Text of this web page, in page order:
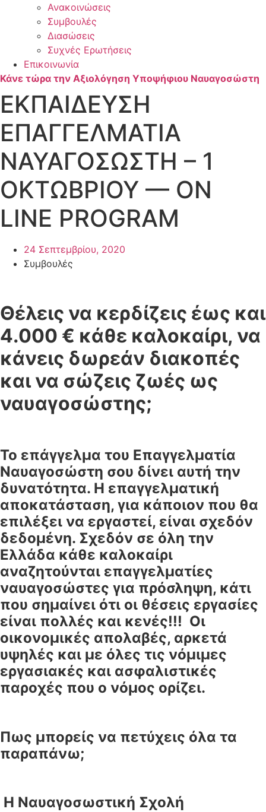
Ανακοινώσεις
Συμβουλές
Διασώσεις
Συχνές Ερωτήσεις
Επικοινωνία
Κάνε τώρα την Αξιολόγηση Υποψήφιου Ναυαγοσώστη
ΕΚΠΑΙΔΕΥΣΗ
ΕΠΑΓΓΕΛΜΑΤΙΑ
ΝΑΥΑΓΟΣΩΣΤΗ – 1
ΟΚΤΩΒΡΙΟΥ — ON
LINE PROGRAM
24 Σεπτεμβρίου, 2020
Συμβουλές
Θέλεις να κερδίζεις έως και
4.000 € κάθε καλοκαίρι, να
κάνεις δωρεάν διακοπές
και να σώζεις ζωές ως
ναυαγοσώστης;
Το επάγγελμα του Επαγγελματία
Ναυαγοσώστη σου δίνει αυτή την
δυνατότητα. Η επαγγελματική
αποκατάσταση, για κάποιον που θα
επιλέξει να εργαστεί, είναι σχεδόν
δεδομένη. Σχεδόν σε όλη την
Ελλάδα κάθε καλοκαίρι
αναζητούνται επαγγελματίες
ναυαγοσώστες για πρόσληψη, κάτι
που σημαίνει ότι οι θέσεις εργασίες
είναι πολλές και κενές!!! Οι
οικονομικές απολαβές, αρκετά
υψηλές και με όλες τις νόμιμες
εργασιακές και ασφαλιστικές
παροχές που ο νόμος ορίζει.
Πως μπορείς να πετύχεις όλα τα
παραπάνω;
Η Ναυαγοσωστική Σχολή